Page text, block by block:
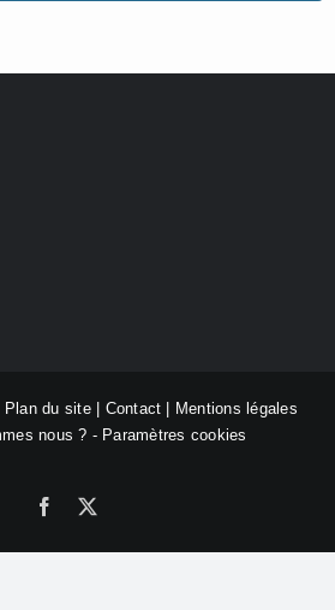
Plan du site| Contact
Mentions légales
nous ? - Paramètres cookies
Facebook